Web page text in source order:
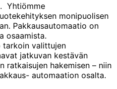
Yhtiömme
monipuolisen
Pakkausautomaatio on
osaamista.
tarkoin valittujen
jatkuvan kestävän
ratkaisujen hakemisen – niin
automaation osalta.